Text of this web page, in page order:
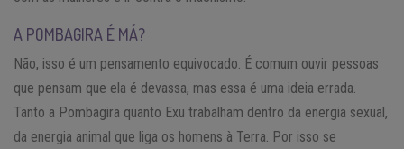
A POMBAGIRA É MÁ?
Não, isso é um pensamento equivocado. É comum ouvir pessoas
que pensam que ela é devassa, mas essa é uma ideia errada.
Tanto a Pombagira quanto Exu trabalham dentro da energia sexual,
da energia animal que liga os homens à Terra. Por isso se